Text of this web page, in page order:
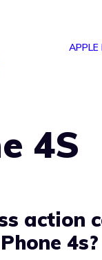
APPLE
4S
action
4s?